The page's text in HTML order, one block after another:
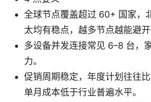
全球节点覆盖超过 60+ 国家，
太均有稳点，越多节点越能避开
多设备并发连接常见 6–8 台，
力。
促销周期稳定，年度计划往往比
单月成本低于行业普遍水平。